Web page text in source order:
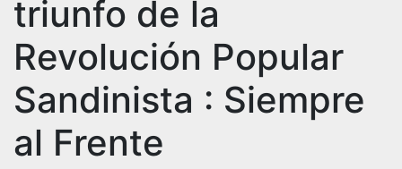
triunfo de la
Revolución Popular
Sandinista : Siempre
al Frente